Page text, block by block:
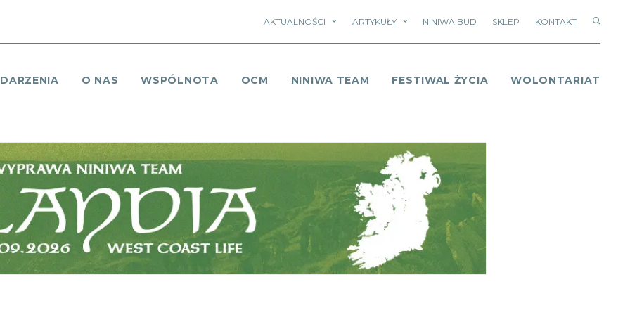
AKTUALNOŚCI ARTYKUŁY NINIWA BUD SKLEP KONTAKT
O NAS WSPÓLNOTA OCM NINIWA TEAM FESTIWAL ŻYCIA WOLONTARIAT